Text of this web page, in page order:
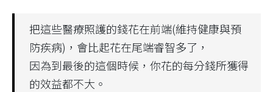
把這些醫療照護的錢花在前端(維持健康與預
防疾病)，會比起花在尾端睿智多了，
因為到最後的這個時候，你花的每分錢所獲得
的效益都不大。